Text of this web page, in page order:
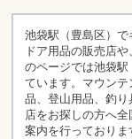
池袋駅（豊島区）
ドア用品の販売店
のページでは池袋
ています。マウン
品、登山用品、釣
店をお探しの方へ
案内を行っておりま